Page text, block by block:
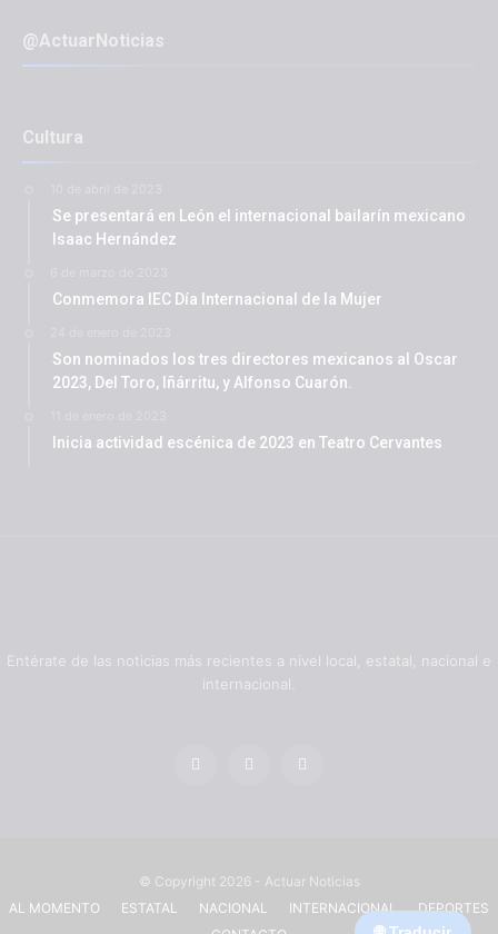
@ActuarNoticias
Cultura
Se presentará en León el internacional bailarín mexicano
Isaac Hernández
Conmemora IEC Día Internacional de la Mujer
Son nominados los tres directores mexicanos al Oscar
2023, Del Toro, Iñárritu, y Alfonso Cuarón.
Inicia actividad escénica de 2023 en Teatro Cervantes
Entérate de las noticias más recientes a nivel local, estatal, nacional e
internacional.
© Copyright 2026 - Actuar Noticias
AL MOMENTO
ESTATAL NACIONAL INTERNACIONAL
DEPORTES